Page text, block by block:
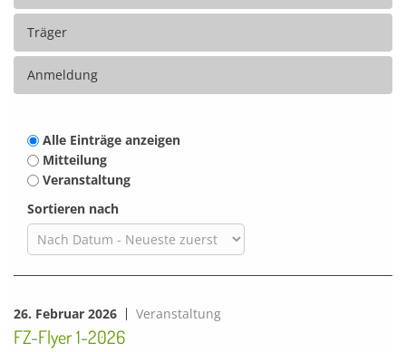
Träger
Anmeldung
Alle Einträge anzeigen
Mitteilung
Veranstaltung
Sortieren nach
26. Februar 2026 Veranstaltung
FZ-Flyer 1-2026